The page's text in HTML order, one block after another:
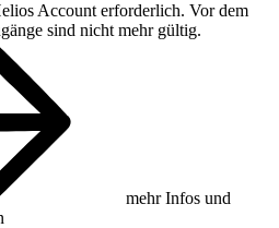
Account erforderlich. Vor dem
sind nicht mehr gültig.
mehr Infos und